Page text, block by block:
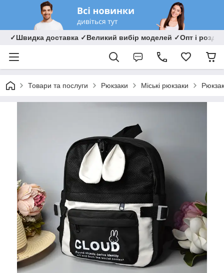
✓Швидка доставка ✓Великий вибір моделей ✓Опт і
Товари та послуги Рюкзаки Міські рюкзаки